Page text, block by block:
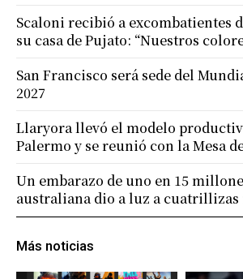
Más noticias
Scaloni recibió a excombatientes
su casa de Pujato: “Nuestros
San Francisco será sede del
2027
Llaryora llevó el modelo
Palermo y se reunió con la Mesa
Un embarazo de uno en 15
australiana dio a luz a cuatrillizas